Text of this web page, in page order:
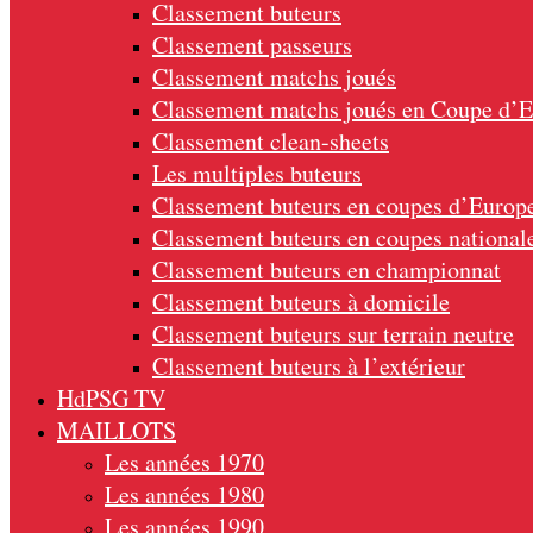
Classement buteurs
Classement passeurs
Classement matchs joués
Classement matchs joués en Coupe
Classement clean-sheets
Les multiples buteurs
Classement buteurs en coupes
Classement buteurs en coupes
Classement buteurs en championnat
Classement buteurs à domicile
Classement buteurs sur terrain neutre
Classement buteurs à l’extérieur
HdPSG TV
MAILLOTS
Les années 1970
Les années 1980
Les années 1990